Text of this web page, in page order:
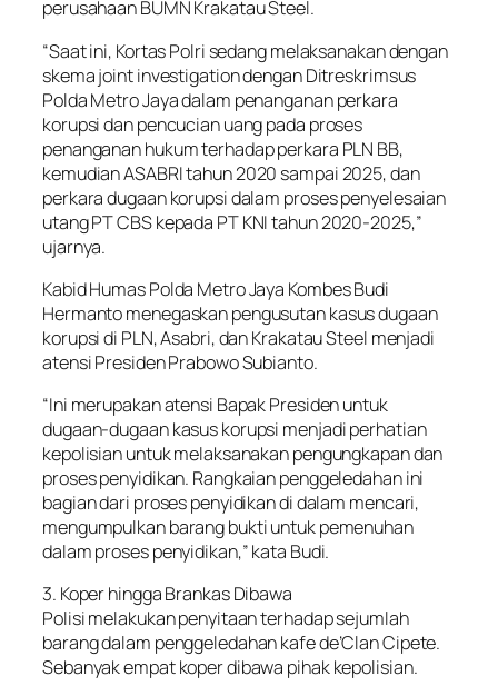
perusahaan BUMN Krakatau Steel.
“Saat ini, Kortas Polri sedang melaksanakan dengan
skema joint investigation dengan Ditreskrimsus
Polda Metro Jaya dalam penanganan perkara
korupsi dan pencucian uang pada proses
penanganan hukum terhadap perkara PLN BB,
kemudian ASABRI tahun 2020 sampai 2025, dan
perkara dugaan korupsi dalam proses penyelesaian
utang PT CBS kepada PT KNI tahun 2020-2025,”
ujarnya.
Kabid Humas Polda Metro Jaya Kombes Budi
Hermanto menegaskan pengusutan kasus dugaan
korupsi di PLN, Asabri, dan Krakatau Steel menjadi
atensi Presiden Prabowo Subianto.
“Ini merupakan atensi Bapak Presiden untuk
dugaan-dugaan kasus korupsi menjadi perhatian
kepolisian untuk melaksanakan pengungkapan dan
proses penyidikan. Rangkaian penggeledahan ini
bagian dari proses penyidikan di dalam mencari,
mengumpulkan barang bukti untuk pemenuhan
dalam proses penyidikan,” kata Budi.
3. Koper hingga Brankas Dibawa
Polisi melakukan penyitaan terhadap sejumlah
barang dalam penggeledahan kafe de’Clan Cipete.
Sebanyak empat koper dibawa pihak kepolisian.